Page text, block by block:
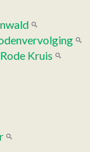
Rode Kruis